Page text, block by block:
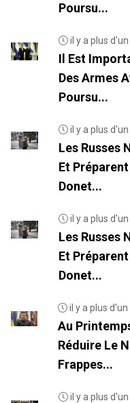
Poursu...
il y a plus
Il Est
Des Armes
Poursu...
il y a plus
Les Russes
Et
Donet...
il y a plus
Les Russes
Et
Donet...
il y a plus
Au
Réduire Le
Frappes...
il y a plus